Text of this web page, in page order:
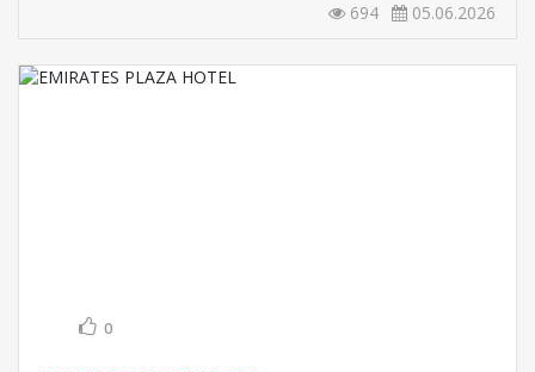
694 05.06.2026
0